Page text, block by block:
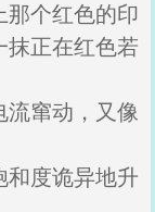
那个红色的印
抹正在红色若
流窜动，又像
和度诡异地升